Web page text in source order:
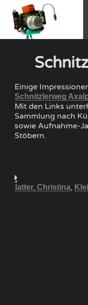
Einige
Schnitzlerweg
Mit den Links
Sammlung nach
sowie Aufnahme-
Stöbern.
Blatter, Christina,